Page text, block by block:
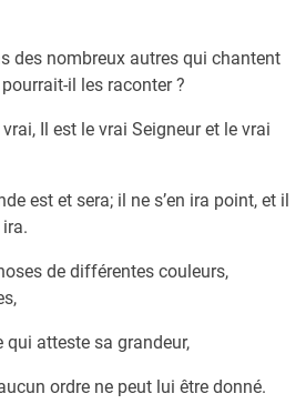
des nombreux autres qui chantent
il les raconter ?
Il est le vrai Seigneur et le vrai
est et sera; il ne s’en ira point, et il
de différentes couleurs,
atteste sa grandeur,
ordre ne peut lui être donné.